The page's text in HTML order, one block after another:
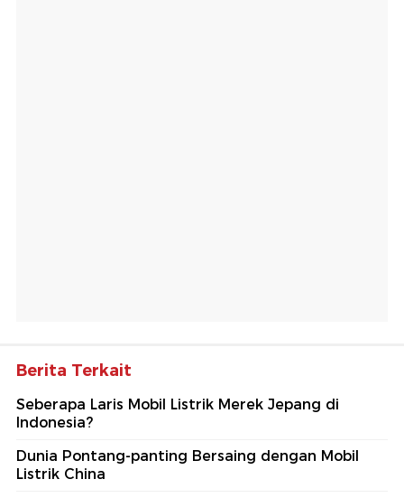
Berita Terkait
Seberapa Laris Mobil Listrik Merek Jepang di
Indonesia?
Dunia Pontang-panting Bersaing dengan Mobil
Listrik China